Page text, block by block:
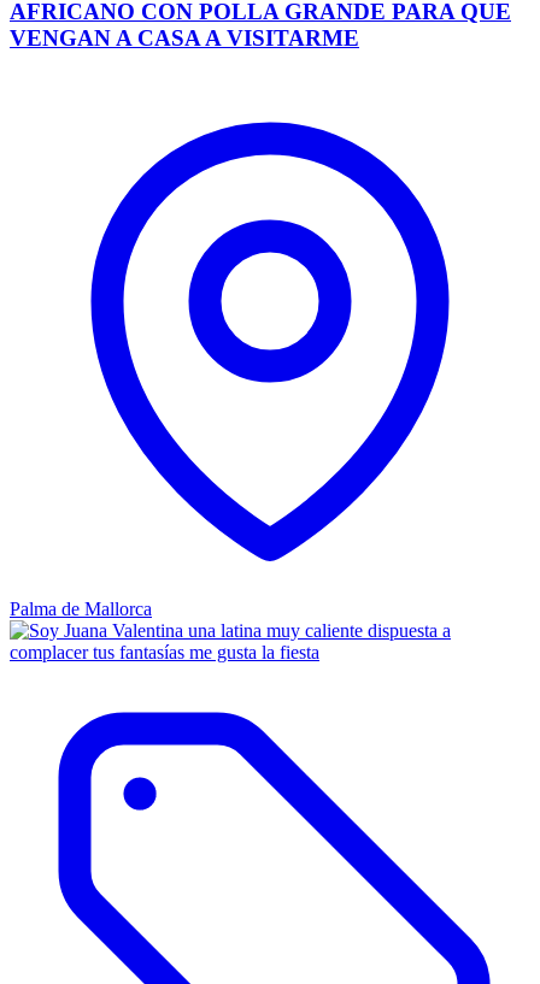
AFRICANO CON POLLA GRANDE PARA QUE
VENGAN A CASA A VISITARME
Palma de Mallorca